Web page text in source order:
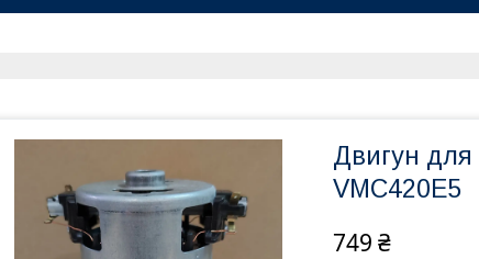
Двигун для
VMC420E5
749 ₴